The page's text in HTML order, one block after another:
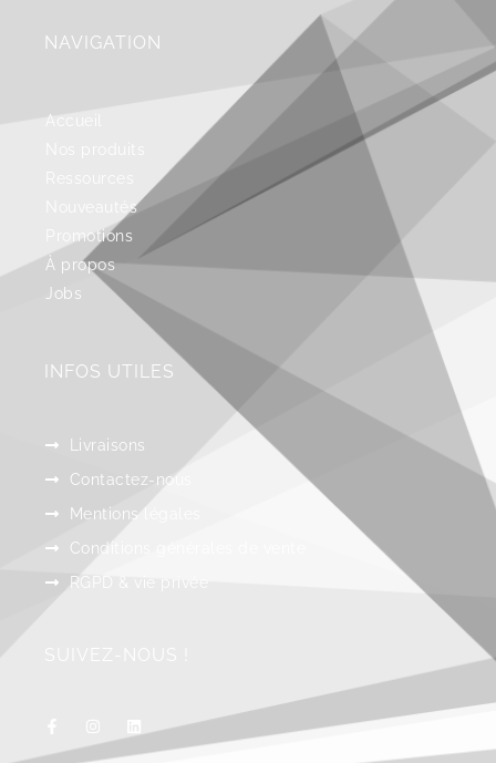
NAVIGATION
Accueil
Nouveautés
Promotions
À propos
Jobs
INFOS UTILES
Livraisons
Contactez-nous
Mentions légales
Conditions générales de vente
RGPD & vie privée